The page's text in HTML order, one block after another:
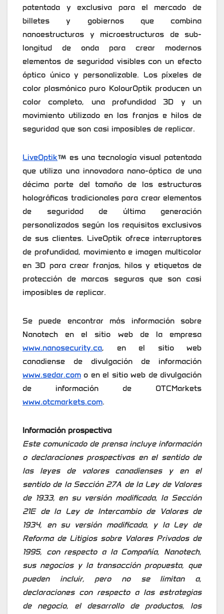
patentada y exclusiva para el mercado de
billetes y gobiernos que combina
nanoestructuras y microestructuras de sub-
longitud de onda para crear modernos
elementos de seguridad visibles con un efecto
óptico único y personalizable. Los píxeles de
color plasmónico puro KolourOptik producen un
color completo, una profundidad 3D y un
movimiento utilizado en las franjas e hilos de
seguridad que son casi imposibles de replicar.
LiveOptik
es una tecnología visual patentada
que utiliza una innovadora nano-óptica de una
décima parte del tamaño de las estructuras
holográficas tradicionales para crear elementos
de seguridad de última generación
personalizados según los requisitos exclusivos
de sus clientes. LiveOptik ofrece interruptores
de profundidad, movimiento e imagen multicolor
en 3D para crear franjas, hilos y etiquetas de
protección de marcas seguras que son casi
imposibles de replicar.
Se puede encontrar más información sobre
Nanotech en el sitio web de la empresa
www.nanosecurity.ca, en el sitio web
canadiense de divulgación de información
www.sedar.com o en el sitio web de divulgación
de información de OTCMarkets
www.otcmarkets.com.
Información prospectiva
Este comunicado de prensa incluye información
o declaraciones prospectivas en el sentido de
las leyes de valores canadienses y en el
sentido de la Sección 27A de la Ley de Valores
de 1933, en su versión modificada, la Sección
21E de la Ley de Intercambio de Valores de
1934, en su versión modificada, y la Ley de
Reforma de Litigios sobre Valores Privados de
1995, con respecto a la Compañía, Nanotech,
sus negocios y la transacción propuesta, que
pueden incluir, pero no se limitan a,
declaraciones con respecto a las estrategias
de negocio, el desarrollo de productos, los